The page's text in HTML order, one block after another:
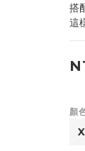
搭
這
顏